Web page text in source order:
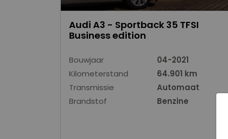
Audi A3 - Sportback 35 TFSI
Business edition
Bouwjaar
04-2021
Kilometerstand
64.901 km
Transmissie
Automaat
Brandstof
Benzine